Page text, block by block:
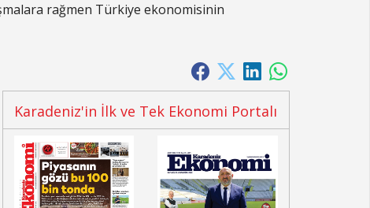
rağmen Türkiye ekonomisinin
Karadeniz'in İlk ve Tek Ekonomi Portalı